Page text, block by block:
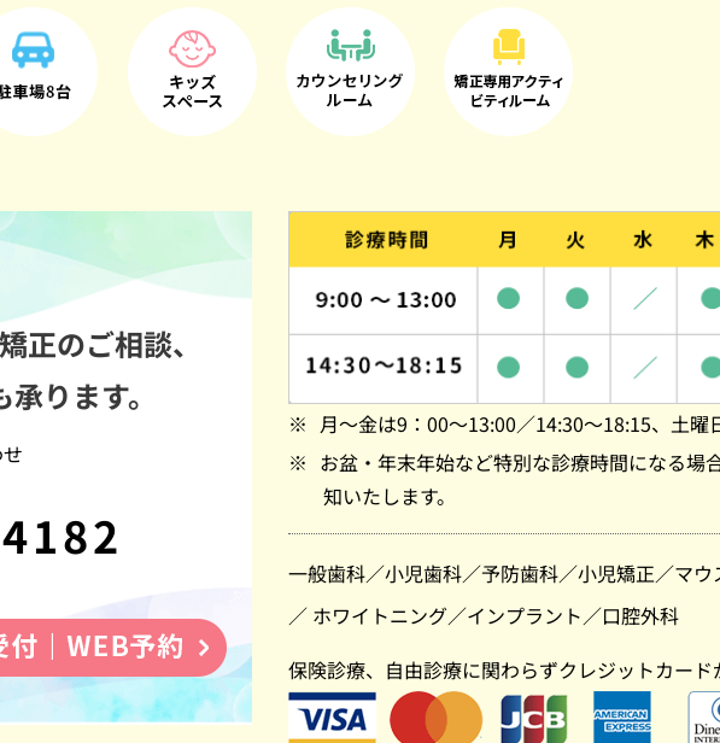
正のご相談、
ります。
月～金は9：00～13:00／14:30～18:15、土曜
お盆・年末年始など特別な診療時間になる場
知いたします。
一般歯科／小児歯科／予防歯科／小児矯正／マウ
／ ホワイトニング／インプラント／口腔外科
保険診療、自由診療に関わらずクレジットカード